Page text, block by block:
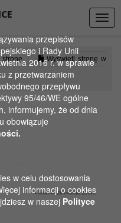
przepisów
i Rady Unii
2016 r. w sprawie
z przetwarzaniem
przepływu
95/46/WE ogólne
informujemy, że od dnia
obowiązuje
w celu dostosowania
informacji o cookies
w naszej Polityce
Wyświetl stronę w